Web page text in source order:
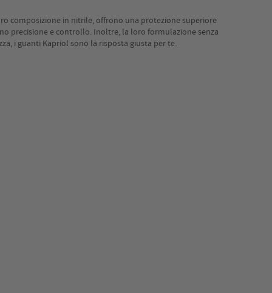
composizione in nitrile, offrono una protezione superiore
precisione e controllo. Inoltre, la loro formulazione senza
i guanti Kapriol sono la risposta giusta per te.